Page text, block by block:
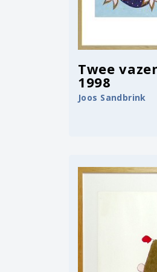
Twee
1998
Joos Sandbrink